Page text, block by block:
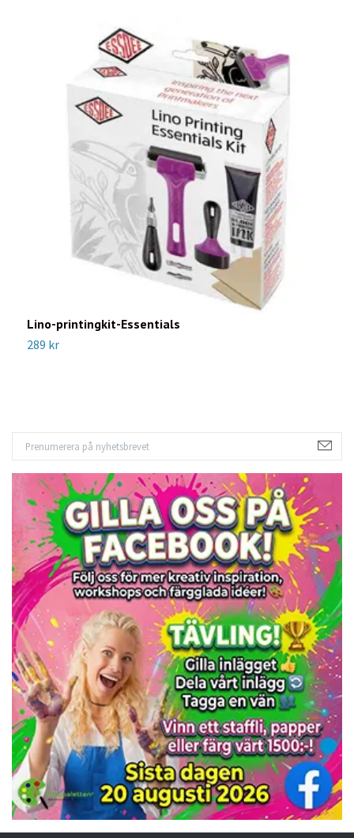
Lino-printingkit-Essentials
289 kr